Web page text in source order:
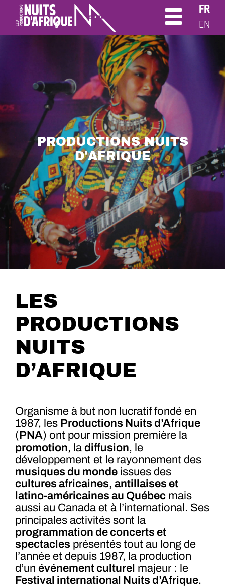
FR
EN
PRODUCTIONS NUITS
D'AFRIQUE
LES
PRODUCTIONS
NUITS
D’AFRIQUE
Organisme à but non lucratif fondé en
1987, les Productions Nuits d’Afrique
(PNA) ont pour mission première la
promotion, la diffusion, le
développement et le rayonnement des
musiques du monde issues des
cultures africaines, antillaises et
latino-américaines au Québec mais
aussi au Canada et à l’international. Ses
principales activités sont la
programmation de concerts et
spectacles présentés tout au long de
l’année et depuis 1987, la production
d’un événement culturel majeur : le
Festival international Nuits d’Afrique.